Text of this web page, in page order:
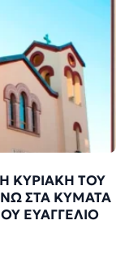
ΚΥΡΙΑΚΗ ΤΟΥ
ΣΤΑ ΚΥΜΑΤΑ
ΕΥΑΓΓΕΛΙΟ